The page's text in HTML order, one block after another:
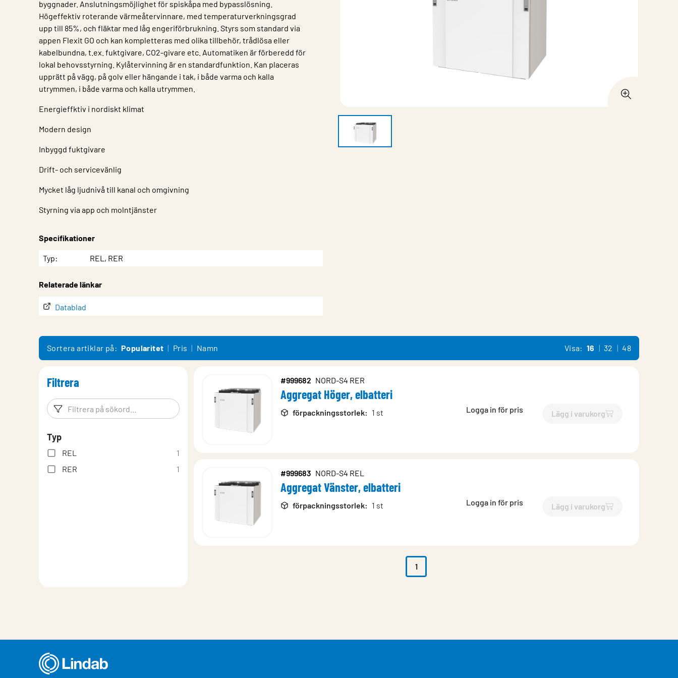
byggnader. Anslutningsmöjlighet för spiskåpa med bypasslösning.
Högeffektiv roterande värmeåtervinnare, med temperaturverkningsgrad
upp till 85%, och fläktar med låg engeriförbrukning. Styrs som standard via
appen Flexit GO och kan kompletteras med olika tillbehör, trådlösa eller
kabelbundna, t.ex. fuktgivare, CO2-givare etc. Automatiken är förberedd för
lokal behovsstyrning. Kylåtervinning är en standardfunktion. Kan placeras
upprätt på vägg, på golv eller hängande i tak, i både varma och kalla
utrymmen, i både varma och kalla utrymmen.
Energieffktiv i nordiskt klimat
Modern design
Inbyggd fuktgivare
Drift- och servicevänlig
Mycket låg ljudnivå till kanal och omgivning
Styrning via app och molntjänster
Specifikationer
Egenskap
Värde
Typ REL, RER
Relaterade länkar
Datablad
Sortera artiklar på: Popularitet Pris Namn Visa: 16 32 48
Filtrera
Filtreringsord Filtrera produkter
Typ
REL
1
RER
1
#999682 NORD-S4 RER
Aggregat Höger, elbatteri
förpackningsstorlek: 1 st Logga in för pris Lägg i varukorg
`$Lägg till
#999683 NORD-S4 REL
Aggregat Vänster, elbatteri
förpackningsstorlek: 1 st Logga in för pris Lägg i varukorg
`$Lägg till
1